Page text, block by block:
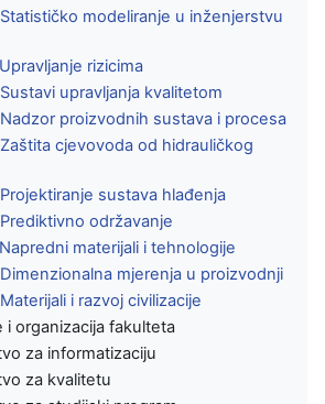
modeliranje u inženjerstvu
rizicima
upravljanja kvalitetom
proizvodnih sustava i procesa
cjevovoda od hidrauličkog
sustava hlađenja
održavanje
materijali i tehnologije
mjerenja u proizvodnji
i razvoj civilizacije
i organizacija fakulteta
za informatizaciju
za kvalitetu